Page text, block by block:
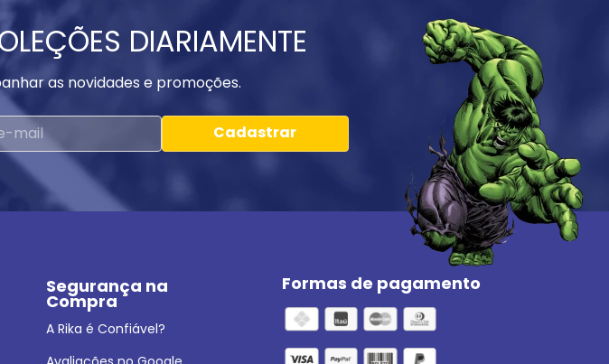
DIARIAMENTE
as novidades e promoções.
Cadastrar
Segurança na
Compra
A Rika é Confiável?
Formas de pagamento